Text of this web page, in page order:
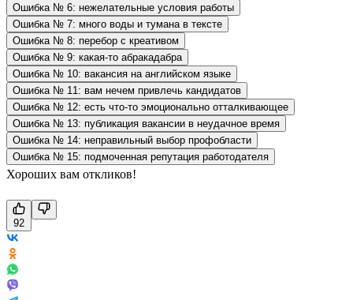
Ошибка № 6: нежелательные условия работы
Ошибка № 7: много воды и тумана в тексте
Ошибка № 8: перебор с креативом
Ошибка № 9: какая-то абракадабра
Ошибка № 10: вакансия на английском языке
Ошибка № 11: вам нечем привлечь кандидатов
Ошибка № 12: есть что-то эмоционально отталкивающее
Ошибка № 13: публикация вакансии в неудачное время
Ошибка № 14: неправильный выбор профобласти
Ошибка № 15: подмоченная репутация работодателя
Хороших вам откликов!
92